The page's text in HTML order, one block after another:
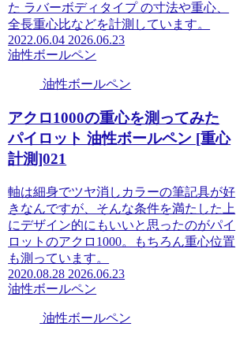
た ラバーボディタイプ の寸法や重心、
全長重心比などを計測しています。
2022.06.04 2026.06.23
油性ボールペン
油性ボールペン
アクロ1000の重心を測ってみた
パイロット 油性ボールペン [重心
計測]021
軸は細身でツヤ消しカラーの筆記具が好
きなんですが、そんな条件を満たした上
にデザイン的にもいいと思ったのがパイ
ロットのアクロ1000。もちろん重心位置
も測っています。
2020.08.28 2026.06.23
油性ボールペン
油性ボールペン